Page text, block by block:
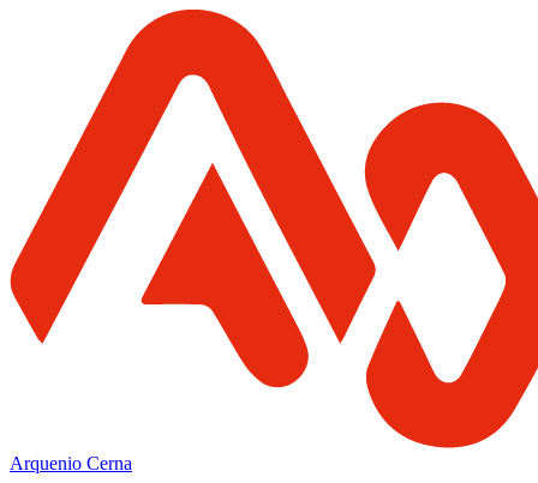
Arquenio Cerna